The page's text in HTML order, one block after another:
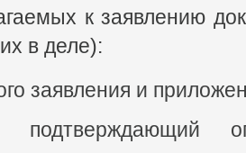
к заявлению
в деле):
заявления и
подтверждающий